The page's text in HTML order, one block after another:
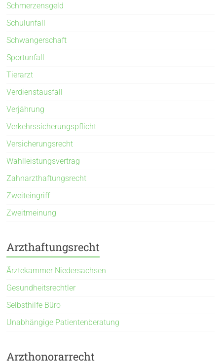
Schmerzensgeld
Schulunfall
Schwangerschaft
Sportunfall
Tierarzt
Verdienstausfall
Verjährung
Verkehrssicherungspflicht
Versicherungsrecht
Wahlleistungsvertrag
Zahnarzthaftungsrecht
Zweiteingriff
Zweitmeinung
Arzthaftungsrecht
Ärztekammer Niedersachsen
Gesundheitsrechtler
Selbsthilfe Büro
Unabhängige Patientenberatung
Arzthonorarrecht